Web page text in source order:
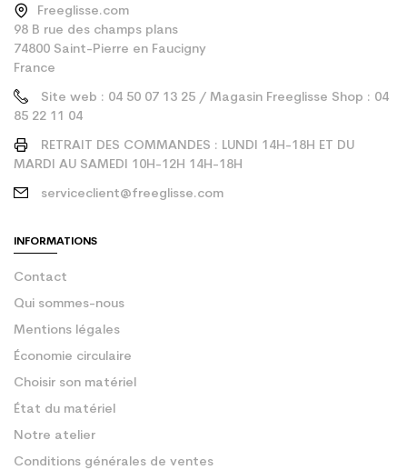
Freeglisse.com
98 B rue des champs plans
74800 Saint-Pierre en Faucigny
France
Site web : 04 50 07 13 25 / Magasin Freeglisse Shop : 04
85 22 11 04
RETRAIT DES COMMANDES : LUNDI 14H-18H ET DU
MARDI AU SAMEDI 10H-12H 14H-18H
serviceclient@freeglisse.com
INFORMATIONS
Contact
Qui sommes-nous
Mentions légales
Économie circulaire
Choisir son matériel
État du matériel
Notre atelier
Conditions générales de ventes